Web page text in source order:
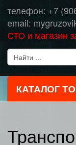
телефон: +7
email:
СТО и магазин
КАТАЛОГ